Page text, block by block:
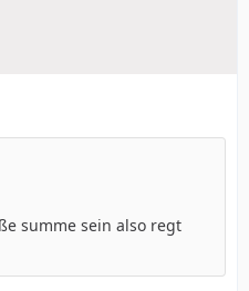
summe sein also regt